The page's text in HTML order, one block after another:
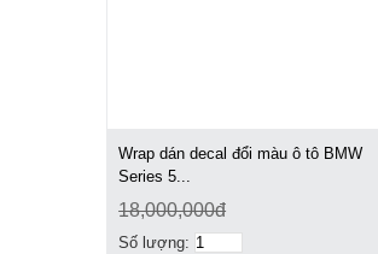
Wrap dán decal đổi màu ô tô BMW
Series 5...
18,000,000đ
Số lượng: